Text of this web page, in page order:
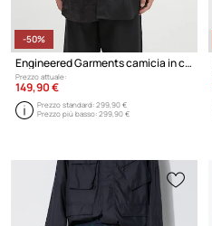
-50%
Engineered Garments camicia in cotone Combo Short Collar
Prezzo attuale:
149,90 €
Prezzo standard:299,90 €
Prezzo più basso:299,90 €